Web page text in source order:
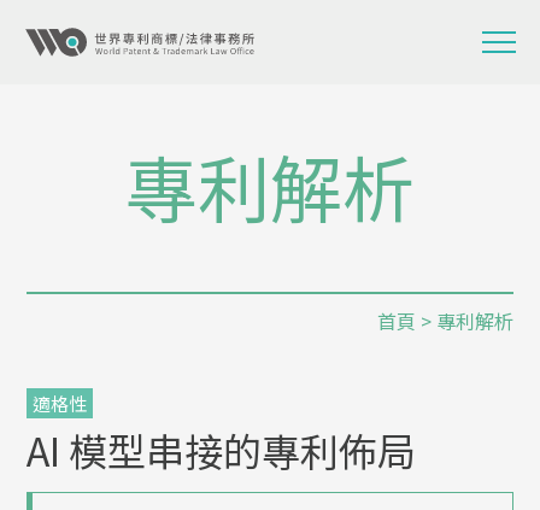
專利解析
首頁 > 專利解析
適格性
AI 模型串接的專利佈局